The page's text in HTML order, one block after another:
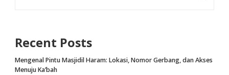
Recent Posts
Mengenal Pintu Masjidil Haram: Lokasi, Nomor Gerbang, dan Akses
Menuju Ka’bah